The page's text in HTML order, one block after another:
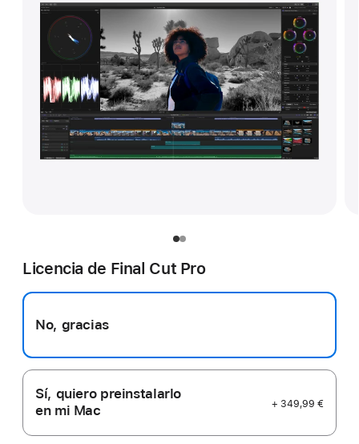
Licencia de Final Cut Pro
No, gracias
Sí, quiero preinstalarlo
en mi Mac
+ 349,99 €